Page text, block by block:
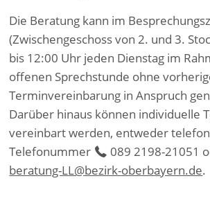
Die Beratung kann im
(Zwischengeschoss von 2. und 3.
bis 12:00 Uhr jeden Dienstag im
offenen Sprechstunde ohne
Terminvereinbarung in Anspruch
Darüber hinaus können individuelle
vereinbart werden, entweder
Telefonummer
089 2198-21051
beratung-LL@bezirk-oberbayern.de.